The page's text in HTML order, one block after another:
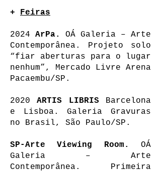
+ Feiras
2024 ArPa.
OÁ Galeria – Arte
Contemporânea. Projeto solo
“fiar aberturas para o lugar
nenhum”, Mercado Livre Arena
Pacaembu/SP.
2020ARTIS LIBRIS Barcelona
e Lisboa. Galeria Gravuras
no Brasil, São Paulo/SP.
SP-Arte Viewing Room.
OÁ
Galeria – Arte
Contemporânea. Primeira